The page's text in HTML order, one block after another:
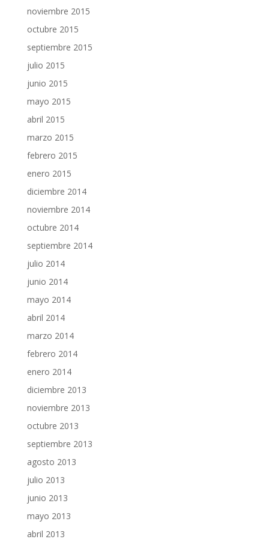
noviembre 2015
octubre 2015
septiembre 2015
julio 2015
junio 2015
mayo 2015
abril 2015
marzo 2015
febrero 2015
enero 2015
diciembre 2014
noviembre 2014
octubre 2014
septiembre 2014
julio 2014
junio 2014
mayo 2014
abril 2014
marzo 2014
febrero 2014
enero 2014
diciembre 2013
noviembre 2013
octubre 2013
septiembre 2013
agosto 2013
julio 2013
junio 2013
mayo 2013
abril 2013